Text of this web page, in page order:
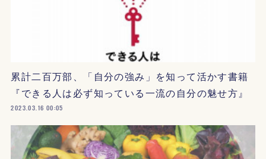
累計二百万部、「自分の強み」を知って活かす書籍
『できる人は必ず知っている一流の自分の魅せ方』
2023.03.16 00:05